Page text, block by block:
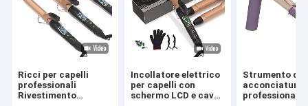
Ricci per capelli
professionali
Rivestimento
Incollatore elettrico
per capelli con
schermo LCD e cavo
Strumento di
acconciatura
professionale